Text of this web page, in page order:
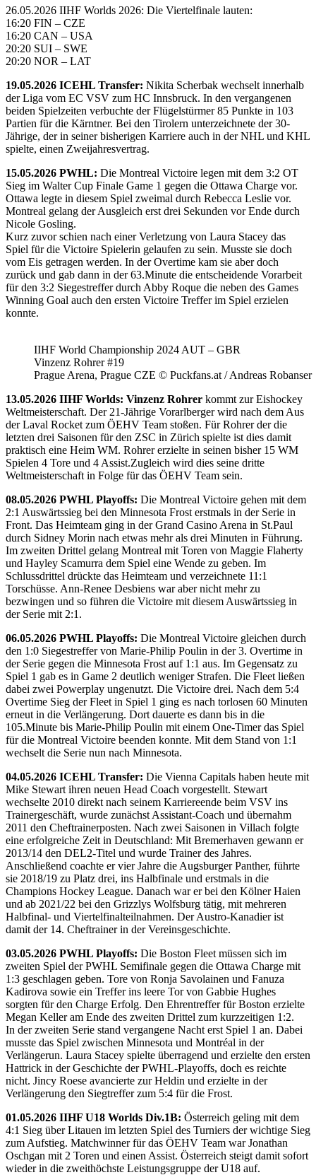
26.05.2026 IIHF Worlds 2026: Die Viertelfinale lauten:
16:20 FIN – CZE
16:20 CAN – USA
20:20 SUI – SWE
20:20 NOR – LAT
19.05.2026 ICEHL Transfer: Nikita Scherbak wechselt innerhalb
der Liga vom EC VSV zum HC Innsbruck. In den vergangenen
beiden Spielzeiten verbuchte der Flügelstürmer 85 Punkte in 103
Partien für die Kärntner. Bei den Tirolern unterzeichnete der 30-
Jährige, der in seiner bisherigen Karriere auch in der NHL und KHL
spielte, einen Zweijahresvertrag.
15.05.2026 PWHL: Die Montreal Victoire legen mit dem 3:2 OT
Sieg im Walter Cup Finale Game 1 gegen die Ottawa Charge vor.
Ottawa legte in diesem Spiel zweimal durch Rebecca Leslie vor.
Montreal gelang der Ausgleich erst drei Sekunden vor Ende durch
Nicole Gosling.
Kurz zuvor schien nach einer Verletzung von Laura Stacey das
Spiel für die Victoire Spielerin gelaufen zu sein. Musste sie doch
vom Eis getragen werden. In der Overtime kam sie aber doch
zurück und gab dann in der 63.Minute die entscheidende Vorarbeit
für den 3:2 Siegestreffer durch Abby Roque die neben des Games
Winning Goal auch den ersten Victoire Treffer im Spiel erzielen
konnte.
IIHF World Championship 2024 AUT – GBR
Vinzenz Rohrer #19
Prague Arena, Prague CZE © Puckfans.at / Andreas Robanser
13.05.2026 IIHF Worlds: Vinzenz Rohrer kommt zur Eishockey
Weltmeisterschaft. Der 21-Jährige Vorarlberger wird nach dem Aus
der Laval Rocket zum ÖEHV Team stoßen. Für Rohrer der die
letzten drei Saisonen für den ZSC in Zürich spielte ist dies damit
praktisch eine Heim WM. Rohrer erzielte in seinen bisher 15 WM
Spielen 4 Tore und 4 Assist.Zugleich wird dies seine dritte
Weltmeisterschaft in Folge für das ÖEHV Team sein.
08.05.2026 PWHL Playoffs: Die Montreal Victoire gehen mit dem
2:1 Auswärtssieg bei den Minnesota Frost erstmals in der Serie in
Front. Das Heimteam ging in der Grand Casino Arena in St.Paul
durch Sidney Morin nach etwas mehr als drei Minuten in Führung.
Im zweiten Drittel gelang Montreal mit Toren von Maggie Flaherty
und Hayley Scamurra dem Spiel eine Wende zu geben. Im
Schlussdrittel drückte das Heimteam und verzeichnete 11:1
Torschüsse. Ann-Renee Desbiens war aber nicht mehr zu
bezwingen und so führen die Victoire mit diesem Auswärtssieg in
der Serie mit 2:1.
06.05.2026 PWHL Playoffs: Die Montreal Victoire gleichen durch
den 1:0 Siegestreffer von Marie-Philip Poulin in der 3. Overtime in
der Serie gegen die Minnesota Frost auf 1:1 aus. Im Gegensatz zu
Spiel 1 gab es in Game 2 deutlich weniger Strafen. Die Fleet ließen
dabei zwei Powerplay ungenutzt. Die Victoire drei. Nach dem 5:4
Overtime Sieg der Fleet in Spiel 1 ging es nach torlosen 60 Minuten
erneut in die Verlängerung. Dort dauerte es dann bis in die
105.Minute bis Marie-Philip Poulin mit einem One-Timer das Spiel
für die Montreal Victoire beenden konnte. Mit dem Stand von 1:1
wechselt die Serie nun nach Minnesota.
04.05.2026 ICEHL Transfer: Die Vienna Capitals haben heute mit
Mike Stewart ihren neuen Head Coach vorgestellt. Stewart
wechselte 2010 direkt nach seinem Karriereende beim VSV ins
Trainergeschäft, wurde zunächst Assistant-Coach und übernahm
2011 den Cheftrainerposten. Nach zwei Saisonen in Villach folgte
eine erfolgreiche Zeit in Deutschland: Mit Bremerhaven gewann er
2013/14 den DEL2-Titel und wurde Trainer des Jahres.
Anschließend coachte er vier Jahre die Augsburger Panther, führte
sie 2018/19 zu Platz drei, ins Halbfinale und erstmals in die
Champions Hockey League. Danach war er bei den Kölner Haien
und ab 2021/22 bei den Grizzlys Wolfsburg tätig, mit mehreren
Halbfinal- und Viertelfinalteilnahmen. Der Austro-Kanadier ist
damit der 14. Cheftrainer in der Vereinsgeschichte.
03.05.2026 PWHL Playoffs: Die Boston Fleet müssen sich im
zweiten Spiel der PWHL Semifinale gegen die Ottawa Charge mit
1:3 geschlagen geben. Tore von Ronja Savolainen und Fanuza
Kadirova sowie ein Treffer ins leere Tor von Gabbie Hughes
sorgten für den Charge Erfolg. Den Ehrentreffer für Boston erzielte
Megan Keller am Ende des zweiten Drittel zum kurzzeitigen 1:2.
In der zweiten Serie stand vergangene Nacht erst Spiel 1 an. Dabei
musste das Spiel zwischen Minnesota und Montréal in der
Verlängerun. Laura Stacey spielte überragend und erzielte den ersten
Hattrick in der Geschichte der PWHL-Playoffs, doch es reichte
nicht. Jincy Roese avancierte zur Heldin und erzielte in der
Verlängerung den Siegtreffer zum 5:4 für die Frost.
01.05.2026 IIHF U18 Worlds Div.1B: Österreich geling mit dem
4:1 Sieg über Litauen im letzten Spiel des Turniers der wichtige Sieg
zum Aufstieg. Matchwinner für das ÖEHV Team war Jonathan
Oschgan mit 2 Toren und einen Assist. Österreich steigt damit sofort
wieder in die zweithöchste Leistungsgruppe der U18 auf.